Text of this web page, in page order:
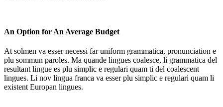
An Option for An Average Budget
At solmen va esser necessi far uniform grammatica, pronunciation e
plu sommun paroles. Ma quande lingues coalesce, li grammatica del
resultant lingue es plu simplic e regulari quam ti del coalescent
lingues. Li nov lingua franca va esser plu simplic e regulari quam li
existent Europan lingues.